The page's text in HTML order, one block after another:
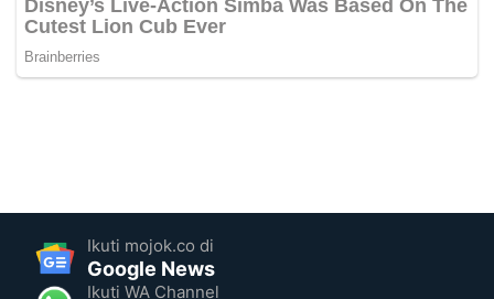
Ikuti mojok.co di
Google News
Ikuti WA Channel